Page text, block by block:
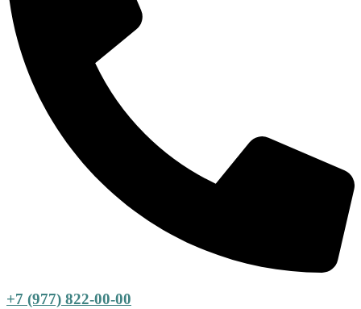
+7 (977) 822-00-00